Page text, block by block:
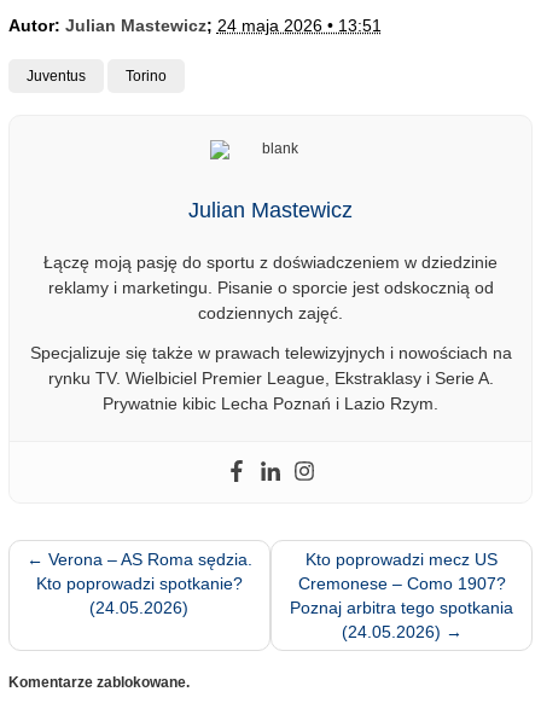
Autor: Julian Mastewicz; 24 maja 2026 • 13:51
Juventus Torino
Julian Mastewicz
Łączę moją pasję do sportu z doświadczeniem w dziedzinie
reklamy i marketingu. Pisanie o sporcie jest odskocznią od
codziennych zajęć.
Specjalizuje się także w prawach telewizyjnych i nowościach na
rynku TV. Wielbiciel Premier League, Ekstraklasy i Serie A.
Prywatnie kibic Lecha Poznań i Lazio Rzym.
← Verona – AS Roma sędzia.
Kto poprowadzi spotkanie?
(24.05.2026)
Kto poprowadzi mecz US
Cremonese – Como 1907?
Poznaj arbitra tego spotkania
(24.05.2026) →
Komentarze zablokowane.